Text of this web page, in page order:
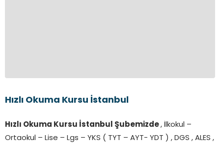
Hızlı Okuma Kursu İstanbul
Hızlı Okuma Kursu İstanbul Şubemizde , İlkokul –
Ortaokul – Lise – Lgs – YKS ( TYT – AYT- YDT ) , DGS , ALES ,